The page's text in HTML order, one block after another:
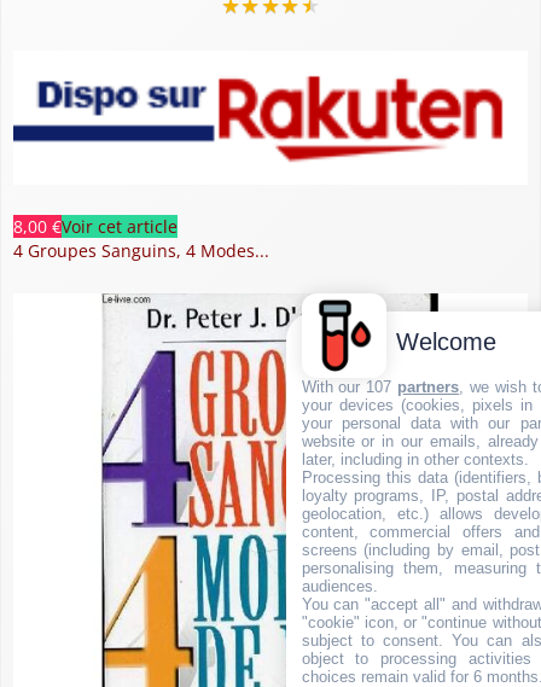
8,00 €Voir cet article
4 Groupes Sanguins, 4 Modes...
Welcome
With our 107 partners , we wish
your devices (cookies, pixels
your personal data with our
website or in our emails,
later, including in other contexts.
Processing this data (identifiers,
loyalty programs, IP, postal
geolocation, etc.) allows
content, commercial offers
screens (including by email,
personalising them, measuring
audiences.
You can "accept all" and
"cookie" icon, or "continue
subject to consent. You can
object to processing
choices remain valid for 6